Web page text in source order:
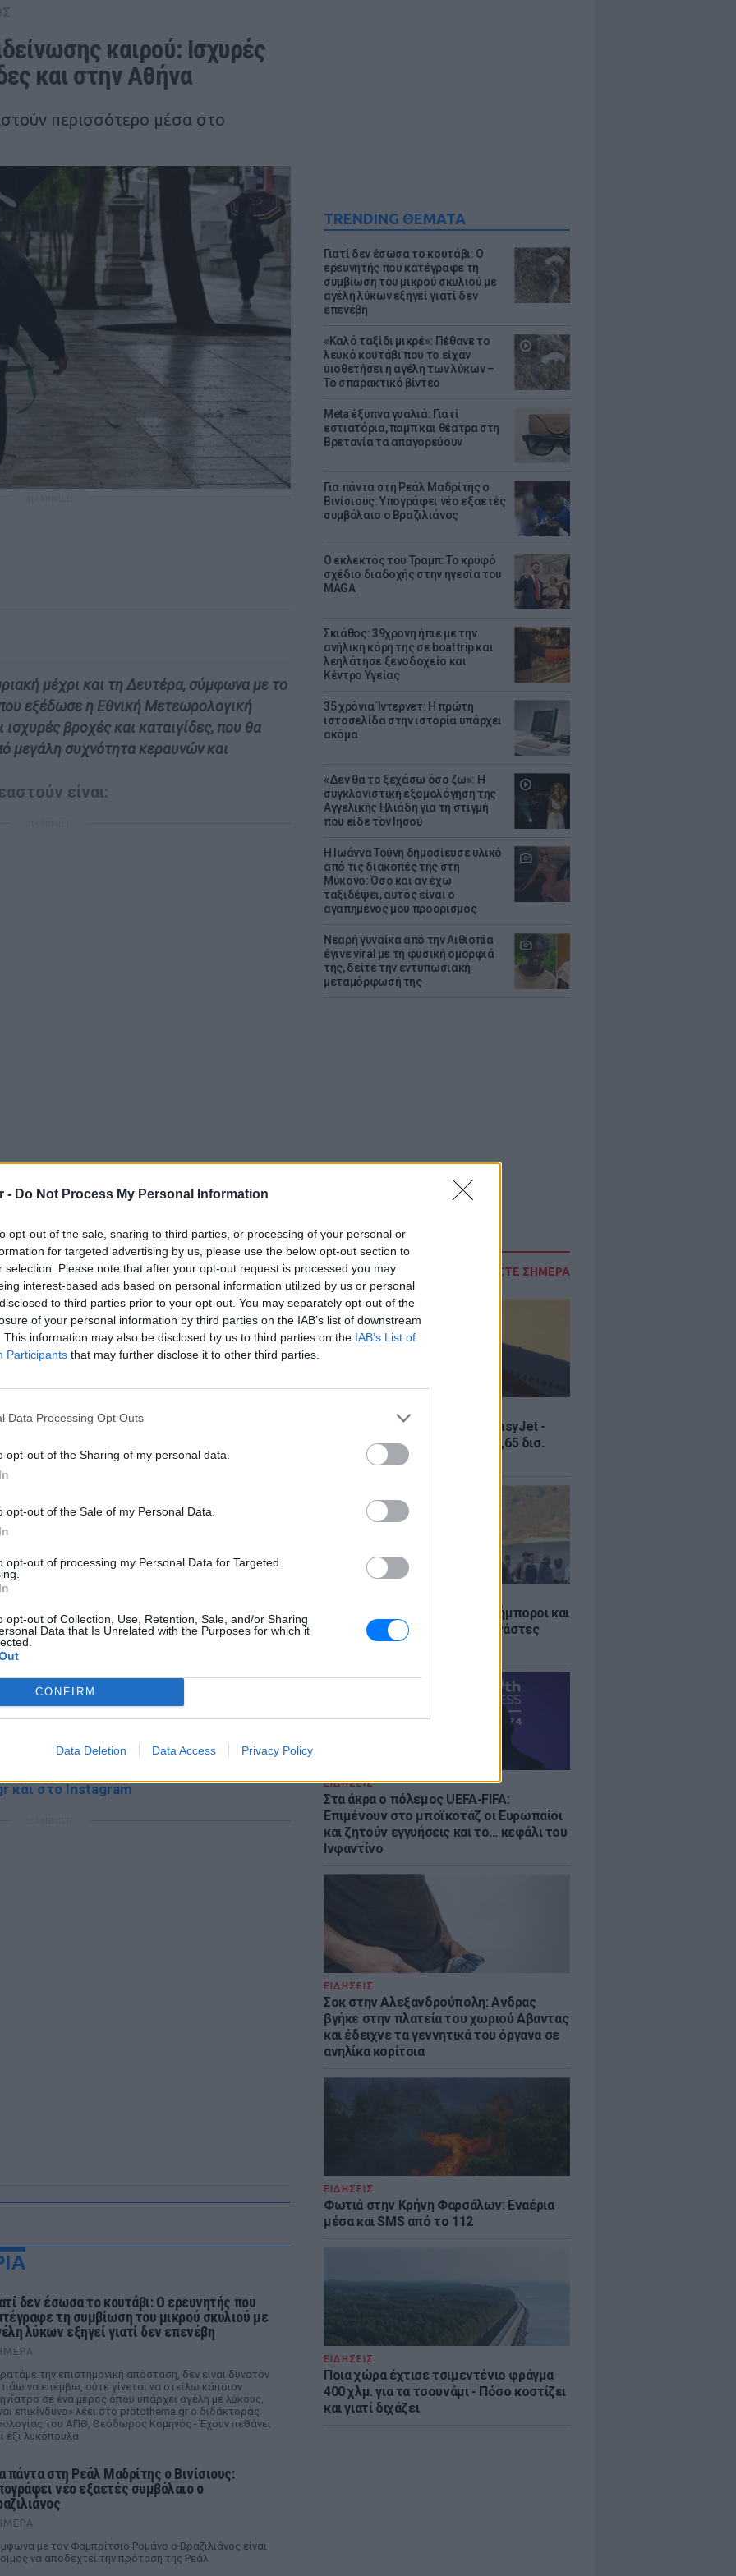
- Do Not Process My Personal Information
opt-out of the sale, sharing to third parties, or processing of your personal or
for targeted advertising by us, please use the below opt-out section to
selection. Please note that after your opt-out request is processed you may
interest-based ads based on personal information utilized by us or personal
to third parties prior to your opt-out. You may separately opt-out of the
of your personal information by third parties on the IAB’s list of downstream
This information may also be disclosed by us to third parties on the IAB’s List of
Participants that may further disclose it to other third parties.
Data Processing Opt Outs
opt-out of the Sharing of my personal data.
opt-out of the Sale of my Personal Data.
opt-out of processing my Personal Data for Targeted
opt-out of Collection, Use, Retention, Sale, and/or Sharing
Data that Is Unrelated with the Purposes for which it
CONFIRM
Data Deletion Data Access Privacy Policy
TRENDING ΘΕΜΑΤΑ
Γιατί δεν έσωσα το κουτάβι: Ο
ερευνητής που κατέγραφε τη
συμβίωση του μικρού σκυλιού με
αγέλη λύκων εξηγεί γιατί δεν
επενέβη
«Καλό ταξίδι μικρέ»: Πέθανε το
λευκό κουτάβι που το είχαν
υιοθετήσει η αγέλη των λύκων –
Το σπαρακτικό βίντεο
Meta έξυπνα γυαλιά: Γιατί
εστιατόρια, παμπ και θέατρα στη
Βρετανία τα απαγορεύουν
Για πάντα στη Ρεάλ Μαδρίτης ο
Βινίσιους: Υπογράφει νέο εξαετές
συμβόλαιο ο Βραζιλιάνος
Ο εκλεκτός του Τραμπ: Το κρυφό
σχέδιο διαδοχής στην ηγεσία του
MAGA
Σκιάθος: 39χρονη ήπιε με την
ανήλικη κόρη της σε boat trip και
λεηλάτησε ξενοδοχείο και
Κέντρο Υγείας
35 χρόνια Ίντερνετ: Η πρώτη
ιστοσελίδα στην ιστορία υπάρχει
ακόμα
«Δεν θα το ξεχάσω όσο ζω»: Η
συγκλονιστική εξομολόγηση της
Αγγελικής Ηλιάδη για τη στιγμή
που είδε τον Ιησού
Η Ιωάννα Τούνη δημοσίευσε υλικό
από τις διακοπές της στη
Μύκονο: Όσο και αν έχω
ταξιδέψει, αυτός είναι ο
αγαπημένος μου προορισμός
Νεαρή γυναίκα από την Αιθιοπία
έγινε viral με τη φυσική ομορφιά
της, δείτε την εντυπωσιακή
μεταμόρφωσή της
ΔΙΑΒΑΣΤΕ ΣΗΜΕΡΑ
Συμφωνία εξαγοράς για την EasyJet -
Στην αμερικανική Appolo για 6,65 δισ.
Θέουτα: «Οι κάτοικοι είναι ανήμποροι και
γεμάτοι αγωνία» - 5.000 μετανάστες
παραμένουν στην περιοχή
ΕΙΔΗΣΕΙΣ
Στα άκρα ο πόλεμος UEFA-FIFA:
Επιμένουν στο μποϊκοτάζ οι Ευρωπαίοι
και ζητούν εγγυήσεις και το... κεφάλι του
Ινφαντίνο
ΕΙΔΗΣΕΙΣ
Σοκ στην Αλεξανδρούπολη: Ανδρας
βγήκε στην πλατεία του χωριού Αβαντας
και έδειχνε τα γεννητικά του όργανα σε
ανηλίκα κορίτσια
ΕΙΔΗΣΕΙΣ
Φωτιά στην Κρήνη Φαρσάλων: Εναέρια
μέσα και SMS από το 112
ΕΙΔΗΣΕΙΣ
Ποια χώρα έχτισε τσιμεντένιο φράγμα
400 χλμ. για τα τσουνάμι - Πόσο κοστίζει
και γιατί διχάζει
καιρού: Ισχυρές
και στην Αθήνα
περισσότερο μέσα στο
μέχρι και τη Δευτέρα, σύμφωνα με το
εξέδωσε η Εθνική Μετεωρολογική
ισχυρές βροχές και καταιγίδες, που θα
μεγάλη συχνότητα κεραυνών και
είναι:
και της Θεσσαλονίκης), η Ήπειρος, η
και της Αττικής), η
βορειοανατολική Πελοπόννησος.
κυρίως τα δυτικά και βόρεια
Αθήνας.
εξέλιξη του καιρού στα τακτικά και
της ΕΜΥ (www.emy.gr) και το
στοGoogle News
μπείτε στην ροή ειδήσεωντου E-Daily.gr
και στο Instagram
δεν έσωσα το κουτάβι: Ο ερευνητής που
τη συμβίωση του μικρού σκυλιού με
λύκων εξηγεί γιατί δεν επενέβη
την επιστημονική απόσταση, δεν είναι δυνατόν
πάω να επέμβω, ούτε γίνεται να στείλω κάποιον
σε ένα μέρος όπου υπάρχει αγέλη με λύκους,
επικίνδυνο» λέει στο protothema.gr ο διδάκτορας
του ΑΠΘ, Θεόδωρος Κομηνός - Έχουν πεθάνει
έξι λυκόπουλα
πάντα στη Ρεάλ Μαδρίτης ο Βινίσιους:
νέο εξαετές συμβόλαιο ο
με τον Φαμπρίτσιο Ρομάνο ο Βραζιλιάνος είναι
να αποδεχτεί την πρόταση της Ρεάλ